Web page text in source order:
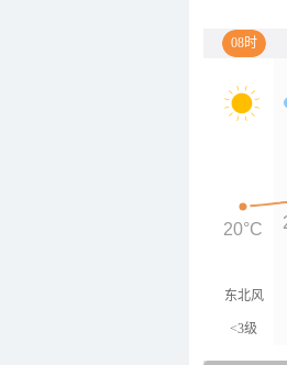
08时
东北风
<3级
20°C